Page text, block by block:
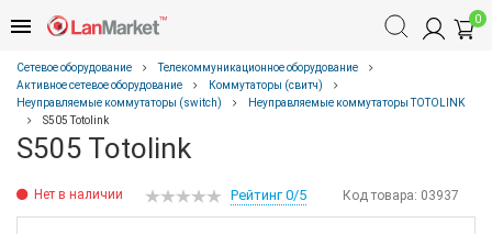
0
Сетевое оборудование
Телекоммуникационное оборудование
Активное сетевое оборудование
Коммутаторы (свитч)
Неуправляемые коммутаторы (switch)
Неуправляемые коммутаторы TOTOLINK
S505 Totolink
S505 Totolink
Нет в наличии Код товара: 03937
Рейтинг 0/5